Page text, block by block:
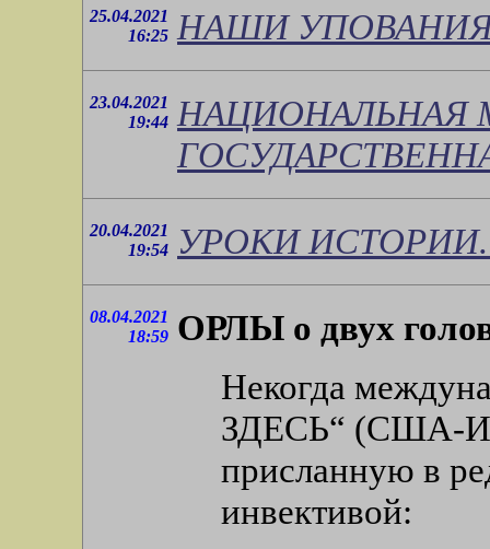
25.04.2021
16:25 НАШИ
23.04.2021
19:44 НАЦИОНАЛЬНАЯ
20.04.2021
19:54
УРОКИ ИСТОРИИ.
08.04.2021
18:59 ОРЛЫ о двух
Некогда
ЗДЕСЬ“ (США-
присланную в
инвективой: